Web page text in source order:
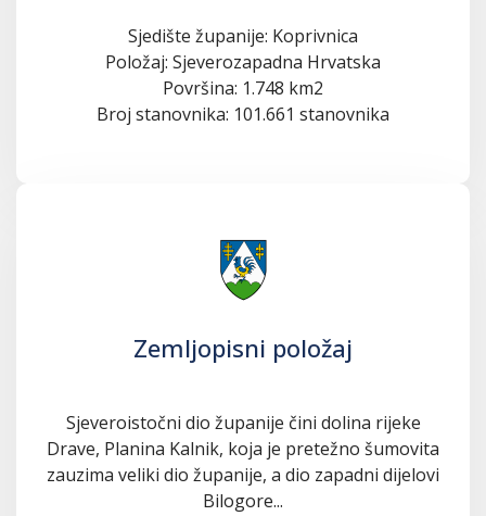
Sjedište županije: Koprivnica
Položaj: Sjeverozapadna Hrvatska
Površina: 1.748 km2
Broj stanovnika: 101.661 stanovnika
Zemljopisni položaj
Sjeveroistočni dio županije čini dolina rijeke
Drave, Planina Kalnik, koja je pretežno šumovita
zauzima veliki dio županije, a dio zapadni dijelovi
Bilogore...